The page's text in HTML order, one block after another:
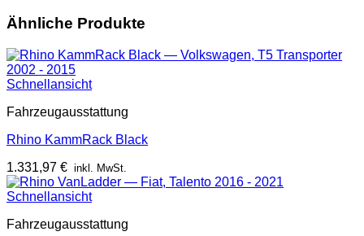
Ähnliche Produkte
Schnellansicht
Fahrzeugausstattung
Rhino KammRack Black
1.331,97 € inkl. MwSt.
Schnellansicht
Fahrzeugausstattung